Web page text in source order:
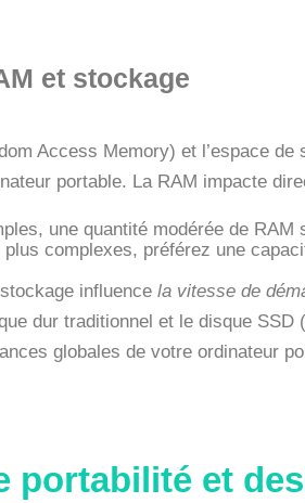
et stockage
Access Memory) et l’espace
portable. La RAM impacte
une quantité modérée de RAM
complexes, préférez une
influence la vitesse de
dur traditionnel et le disque
globales de votre ordinateur
portabilité et